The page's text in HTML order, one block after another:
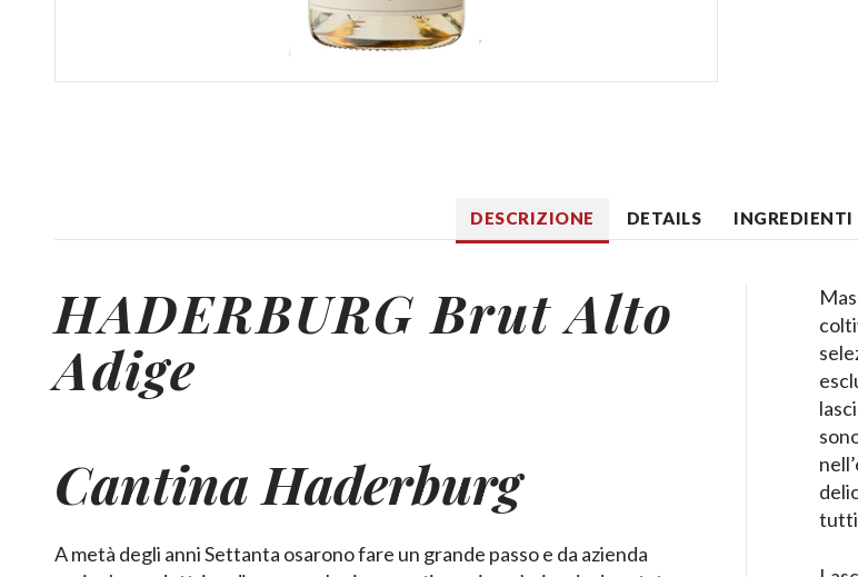
DESCRIZIONE DETAILS INGREDIENTI
HADERBURG Brut Alto
Adige
Cantina Haderburg
A metà degli anni Settanta osarono fare un grande passo e da azienda
tutti